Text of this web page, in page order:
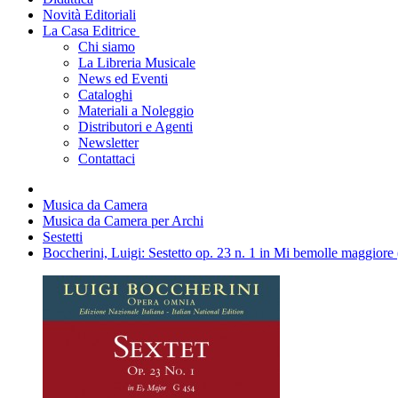
Novità Editoriali
La Casa Editrice
Chi siamo
La Libreria Musicale
News ed Eventi
Cataloghi
Materiali a Noleggio
Distributori e Agenti
Newsletter
Contattaci
Musica da Camera
Musica da Camera per Archi
Sestetti
Boccherini, Luigi: Sestetto op. 23 n. 1 in Mi bemolle